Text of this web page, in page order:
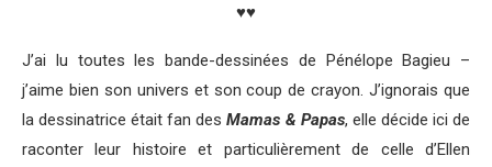
♥♥
J’ai lu toutes les bande-dessinées de Pénélope Bagieu –
j’aime bien son univers et son coup de crayon. J’ignorais que
la dessinatrice était fan desMamas & Papas, elle décide ici de
raconter leur histoire et particulièrement de celle d’Ellen